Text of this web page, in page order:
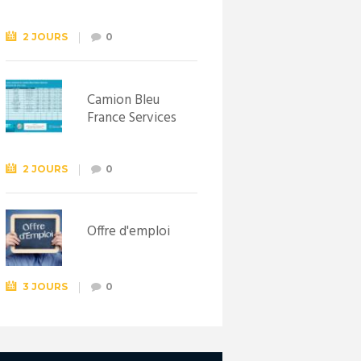
Lewarde, le 26
septembre !
2 JOURS 0
Camion Bleu
France Services
2 JOURS 0
Offre d'emploi
3 JOURS 0